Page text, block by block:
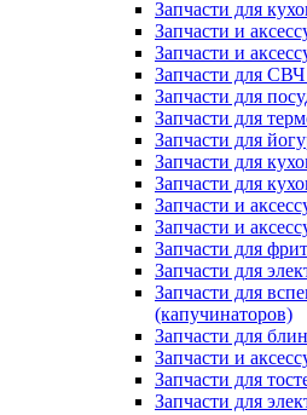
Запчасти для
Запчасти и
Запчасти и
Запчасти для
Запчасти для
Запчасти для
Запчасти для
Запчасти для
Запчасти для
Запчасти и
Запчасти и
Запчасти для
Запчасти для
Запчасти для
(капучинаторов)
Запчасти для
Запчасти и
Запчасти для
Запчасти для